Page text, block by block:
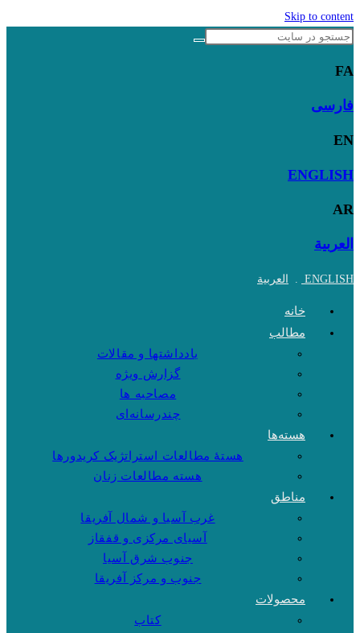
Skip to content
FA
فارسی
EN
ENGLISH
AR
العربية
ENGLISH
. العربية
خانه
مطالب
یادداشتها و مقالات
گزارش ویژه
مصاحبه ها
چندرسانه‌ای
هسته‌ها
هستهٔ مطالعات استراتژیک کریدورها
هسته مطالعات زنان
مناطق
غرب آسیا و شمال آفریقا
آسیای مرکزی و قفقاز
جنوب شرق آسیا
جنوب و مرکز آفریقا
محصولات
کتاب